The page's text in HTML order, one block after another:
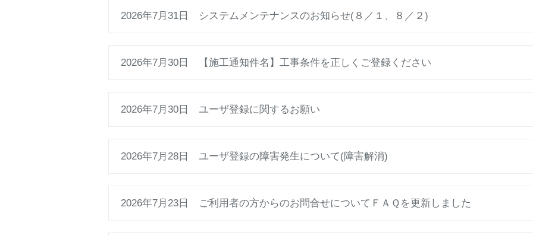
2026年7月31日 システムメンテナンスのお知らせ(８／１、８／２)
2026年7月30日 【施工通知件名】工事条件を正しくご登録ください
2026年7月30日 ユーザ登録に関するお願い
2026年7月28日 ユーザ登録の障害発生について(障害解消)
2026年7月23日 ご利用者の方からのお問合せについてＦＡＱを更新しました